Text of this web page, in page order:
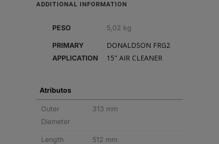
ADDITIONAL INFORMATION
PESO 5,02 kg
PRIMARY
APPLICATION
DONALDSON FRG2
15" AIR CLEANER
Atributos
Outer
Diameter
313 mm
Length 512 mm